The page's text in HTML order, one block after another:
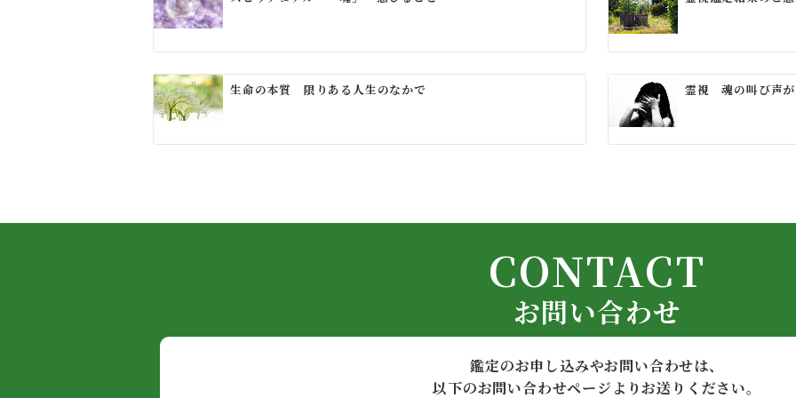
シ
ョ
ン
生命の本質 限りある人生のなかで 霊視 魂の叫び声
CONTACT
お問い合わせ
鑑定のお申し込みやお問い合わせは、
以下のお問い合わせページよりお送りください。